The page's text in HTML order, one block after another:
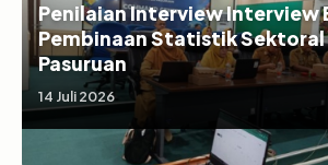
Penilaian Interview Interview
Pembinaan Statistik
Pasuruan
14 Juli 2026